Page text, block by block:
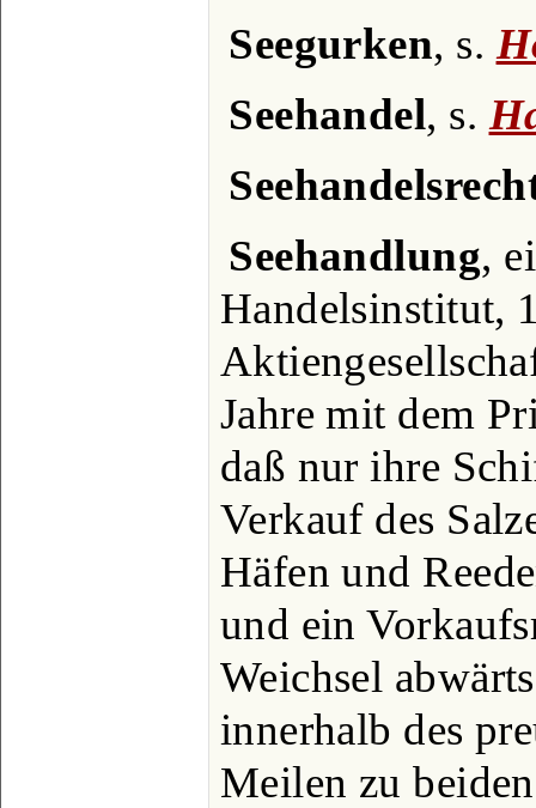
Seegurken, s.
Seehandel, s.
Seehandlung,
Handelsinstitut,
Jahre mit dem
daß nur ihre
Verkauf des
Häfen und
und ein
Weichsel
innerhalb des
Meilen zu